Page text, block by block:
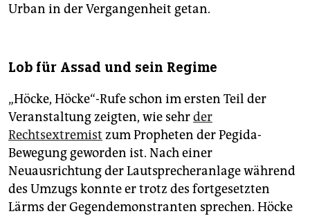
Urban in der Vergangenheit getan.
Lob für Assad und sein Regime
„Höcke, Höcke“-Rufe schon im ersten Teil der
Veranstaltung zeigten, wie sehrder
Rechtsextremist zum Propheten der Pegida-
Bewegung geworden ist. Nach einer
Neuausrichtung der Lautsprecheranlage während
des Umzugs konnte er trotz des fortgesetzten
Lärms der Gegendemonstranten sprechen. Höcke